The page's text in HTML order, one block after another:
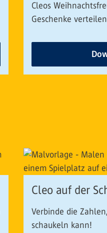
Cleos
Geschenke
Cleo auf der
Verbinde die
schaukeln kann!